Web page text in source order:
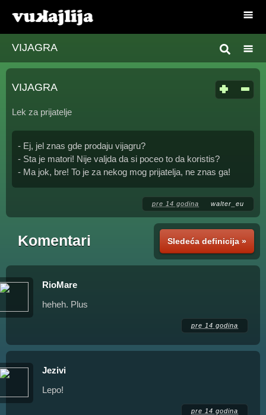
VIJAGRA
VIJAGRA
Lek za prijatelje
- Ej, jel znas gde prodaju vijagru?
- Sta je matori! Nije valjda da si poceo to da koristis?
- Ma jok, bre! To je za nekog mog prijatelja, ne znas ga!
pre 14 godina walter_eu
Sledeća definicija »
Komentari
RioMare
heheh. Plus
pre 14 godina
Jezivi
Lepo!
pre 14 godina